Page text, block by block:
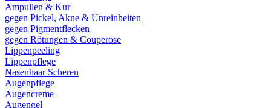
Ampullen & Kur
gegen Pickel, Akne & Unreinheiten
gegen Pigmentflecken
gegen Rötungen & Couperose
Lippenpeeling
Lippenpflege
Nasenhaar Scheren
Augenpflege
Augencreme
Augengel